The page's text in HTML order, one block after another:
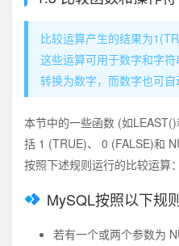
比较运算产生的结果为
这些运算可用于数字和字
转换为数字，而数字也可自
本节中的一些函数 (如
括 1 (TRUE)、 0 (FALSE)和
按照下述规则运行的比较运算：
MySQL按照以下规
若有一个或两个参数为